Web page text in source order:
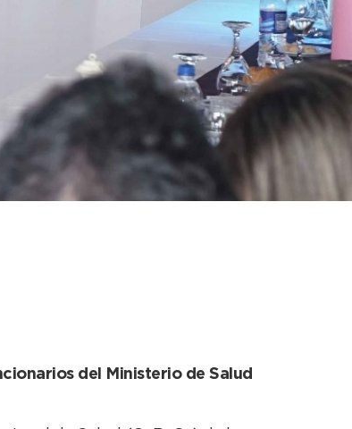
del Ministerio de Salud